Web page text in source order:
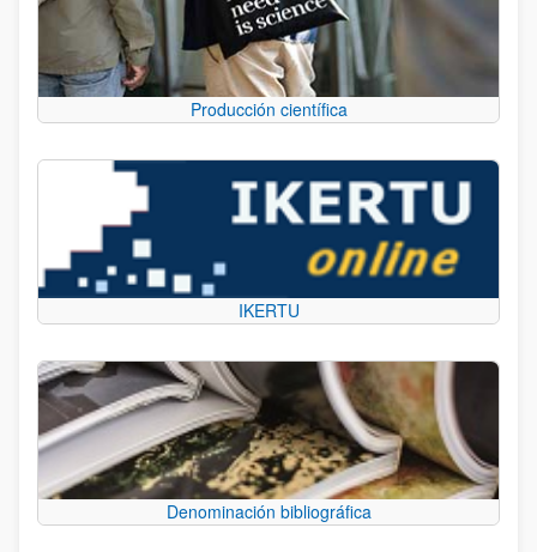
Producción científica
IKERTU
Denominación bibliográfica